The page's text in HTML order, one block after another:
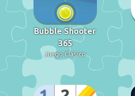
Bubble Shooter
365
Juego Clásico